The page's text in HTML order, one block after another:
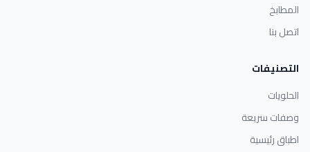
المطابخ
اتصل بنا
التصنيفات
الحلويات
وصفات سريعة
اطباق رئيسية